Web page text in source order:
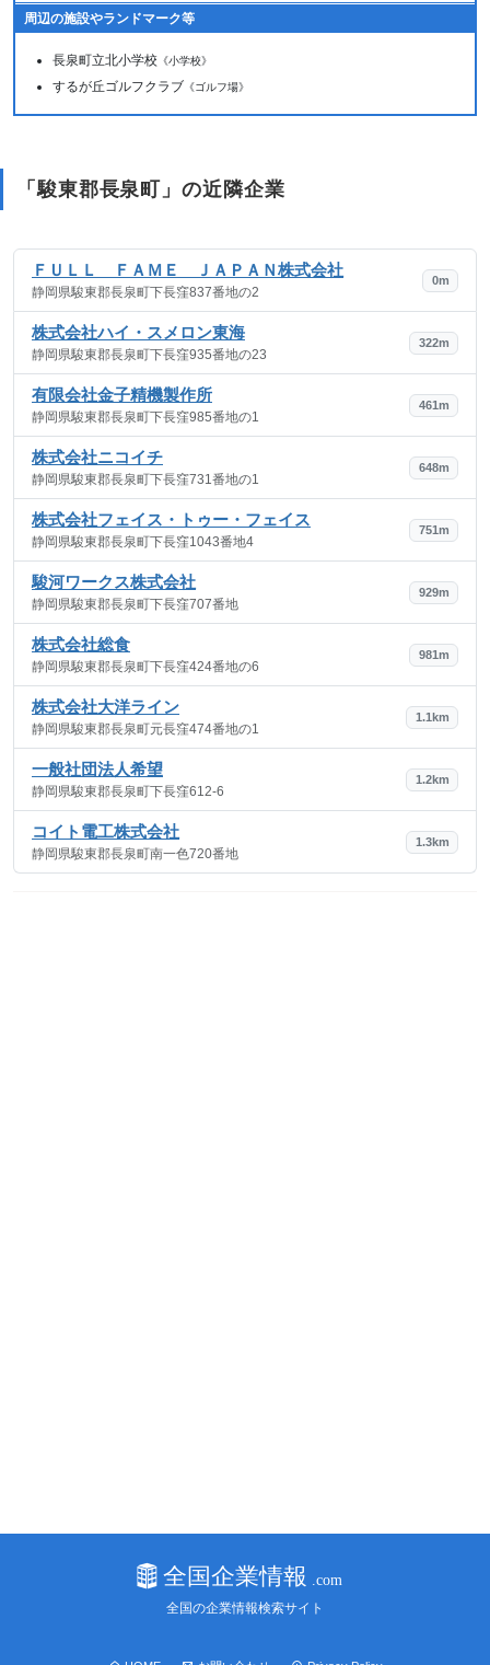
周辺の施設やランドマーク等
長泉町立北小学校 《小学校》
するが丘ゴルフクラブ 《ゴルフ場》
「駿東郡長泉町」の近隣企業
ＦＵＬＬ ＦＡＭＥ ＪＡＰＡＮ株式会社
静岡県駿東郡長泉町下長窪837番地の2
0m
株式会社ハイ・スメロン東海
静岡県駿東郡長泉町下長窪935番地の23
322m
有限会社金子精機製作所
静岡県駿東郡長泉町下長窪985番地の1
461m
株式会社ニコイチ
静岡県駿東郡長泉町下長窪731番地の1
648m
株式会社フェイス・トゥー・フェイス
静岡県駿東郡長泉町下長窪1043番地4
751m
駿河ワークス株式会社
静岡県駿東郡長泉町下長窪707番地
929m
株式会社総食
静岡県駿東郡長泉町下長窪424番地の6
981m
株式会社大洋ライン
静岡県駿東郡長泉町元長窪474番地の1
1.1km
一般社団法人希望
静岡県駿東郡長泉町下長窪612-6
1.2km
コイト電工株式会社
静岡県駿東郡長泉町南一色720番地
1.3km
全国の企業情報検索サイト